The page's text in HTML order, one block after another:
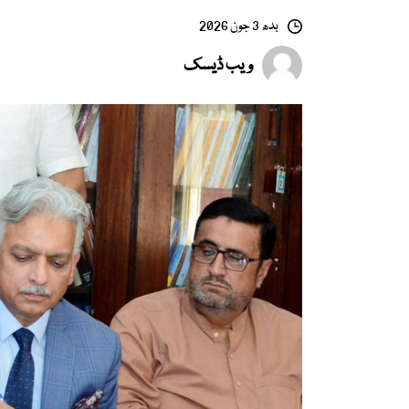
بدھ 3 جون 2026
ویب ڈیسک